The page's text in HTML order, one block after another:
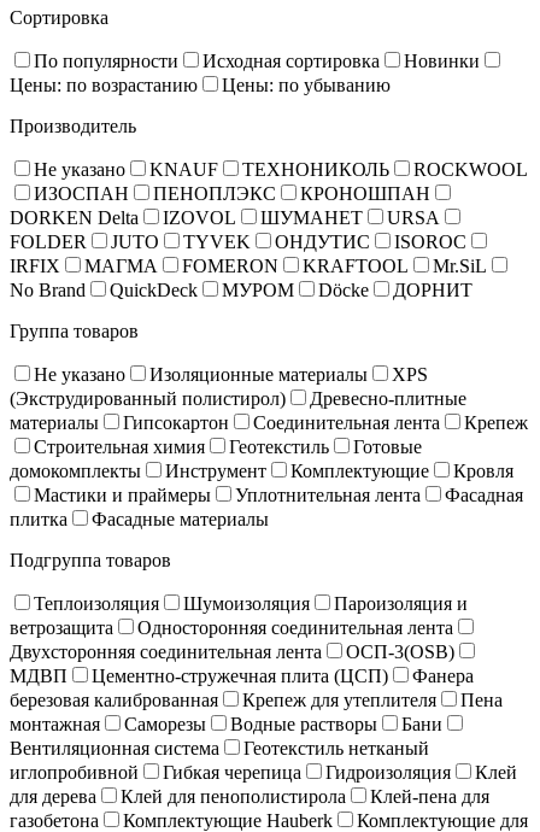
Сортировка
По популярности Исходная сортировка
Новинки
Цены: по возрастанию
Цены: по убыванию
Производитель
Не указано KNAUF ТЕХНОНИКОЛЬ
ROCKWOOL
ИЗОСПАН
ПЕНОПЛЭКС
КРОНОШПАН
DORKEN Delta
IZOVOL ШУМАНЕТ
URSA
FOLDER
JUTO TYVEK ОНДУТИС
ISOROC
IRFIX
МАГМА FOMERON KRAFTOOL
Mr.SiL
No Brand
QuickDeck МУРОМ Döcke
ДОРНИТ
Группа товаров
Не указано Изоляционные материалы
XPS
(Экструдированный полистирол)
Древесно-плитные
материалы
Гипсокартон Соединительная лента
Крепеж
Строительная химия
Геотекстиль
Готовые
домокомплекты
Инструмент Комплектующие
Кровля
Мастики и праймеры
Уплотнительная лента
Фасадная
плитка
Фасадные материалы
Подгруппа товаров
Теплоизоляция Шумоизоляция
Пароизоляция и
ветрозащита
Односторонняя соединительная лента
Двухсторонняя соединительная лента
ОСП-3(OSB)
МДВП
Цементно-стружечная плита (ЦСП)
Фанера
березовая калиброванная
Крепеж для утеплителя
Пена
монтажная
Саморезы Водные растворы
Бани
Вентиляционная система
Геотекстиль нетканый
иглопробивной
Гибкая черепица Гидроизоляция
Клей
для дерева
Клей для пенополистирола
Клей-пена для
газобетона
Комплектующие Hauberk
Комплектующие для